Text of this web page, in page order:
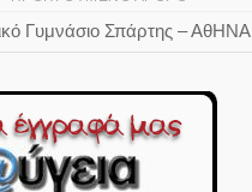
Γυμνάσιο Σπάρτης – ΑθΗΝΑ